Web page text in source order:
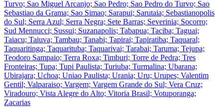
Turvo; Sao Miguel Arcanjo; Sao Pedro; Sao Pedro do Turvo; Sao
Sebastiao da Grama; Sao Simao; Sarapui; Sarutaia; Sebastianopolis
do Sul; Serra Azul; Serra Negra; Sete Barras; Severinia; Socorro;
Sud Mennucci; Sussui; Suzanapolis; Tabapua; Taciba; Taguai;
Taiacu; Taiuva; Tambau; Tanabi; Tapirai; Tapiratiba; Taquaral;
Taquaritinga; Taquarituba; Taquarivai; Tarabai; Taruma; Tejupa;
Teodoro Sampaio; Terra Roxa; Timburi; Torre de Pedra; Tres
Fronteiras; Tupa; Tupi Paulista; Turiuba; Turmalina; Ubarana;
Ubirajara; Uchoa; Uniao Paulista; Urania; Uru; Urupes; Valentim
Gentil; Valparaiso; Vargem; Vargem Grande do Sul; Vera Cruz;
Viradouro; Vista Alegre do Alto; Vitoria Brasil; Votuporanga;
Zacarias